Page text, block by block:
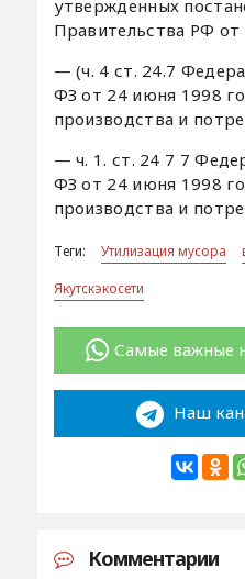
утвержденных
Правительства РФ от
— (ч. 4 ст. 24.7
ФЗ от 24 июня 1998
производства и
— ч. 1. ст. 24 7 7
ФЗ от 24 июня 1998
производства и
Теги: Утилизация мусора
Якутскэкосети
Самые важные
Наш
Комментарии